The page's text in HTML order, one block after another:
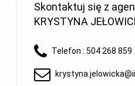
Skontaktuj się z
KRYSTYNA
Telefon : 504 268 859